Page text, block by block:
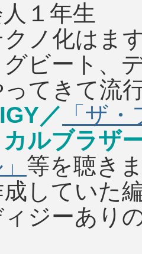
１年生
ノ化はま
ビート、
てきて流
／ 「ザ
ルブラザ
等を聴き
していた
ィジーあり